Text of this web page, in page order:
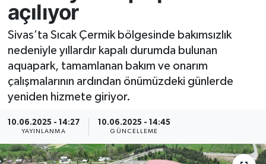
açılıyor
Sivas’ta Sıcak Çermik bölgesinde bakımsızlık
nedeniyle yıllardır kapalı durumda bulunan
aquapark, tamamlanan bakım ve onarım
çalışmalarının ardından önümüzdeki günlerde
yeniden hizmete giriyor.
10.06.2025 - 14:27
YAYINLANMA
10.06.2025 - 14:45
GÜNCELLEME
Resmi İlan
Sağlık
Siyaset
Yaşam